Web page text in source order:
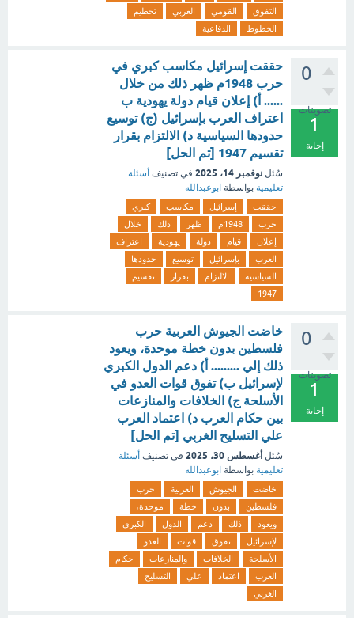
التفوق
القومي العربي
تحطيم
الخطوط
الدفاعية
0
تصويتات
1
إجابة
حققت إسرائيل مكاسب كبري في
حرب 1948م ظهر ذلك من خلال
...... أ) إعلان قيام دولة يهودية ب
اعتراف العرب بإسرائيل (ج) توسيع
حدودها السياسية د) الالتزام بقرار
تقسيم 1947 [تم الحل]
سُئل نوفمبر 14، 2025 في تصنيف أسئلة
تعليمية بواسطة ابوعبدالله
حققت إسرائيل مكاسب
كبري
حرب
1948م ظهر ذلك
خلال
إعلان
قيام دولة يهودية
اعتراف
العرب
بإسرائيل توسيع
حدودها
السياسية
الالتزام بقرار
تقسيم
1947
0
تصويتات
1
إجابة
خاضت الجيوش العربية حرب
فلسطين بدون خطة موحدة، ويعود
ذلك إلي ......... أ) دعم الدول الكبري
لإسرائيل ب) تفوق قوات العدو في
الأسلحة ج) الخلافات والمنازعات
بين حكام العرب د) اعتماد العرب
علي التسليح الغربي [تم الحل]
سُئل أغسطس 30، 2025 في تصنيف أسئلة
تعليمية بواسطة ابوعبدالله
خاضت الجيوش العربية
حرب
فلسطين
بدون خطة
موحدة،
ويعود
ذلك دعم الدول
الكبري
لإسرائيل
تفوق قوات
العدو
الأسلحة
الخلافات والمنازعات
حكام
العرب
اعتماد علي
التسليح
الغربي